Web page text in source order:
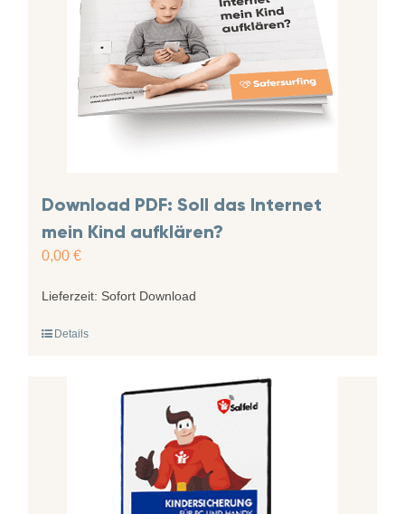
Download PDF: Soll das Internet
mein Kind aufklären?
0,00 €
Lieferzeit: Sofort Download
Details